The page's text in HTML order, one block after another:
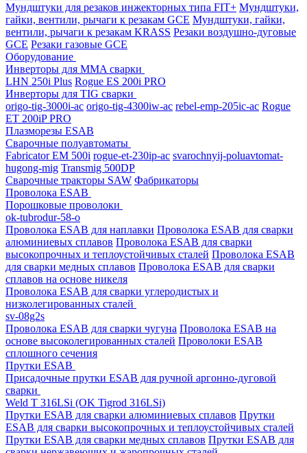
Мундштуки для резаков инжекторных типа FIT+ Мундштуки,
гайки, вентили, рычаги к резакам GCE Мундштуки, гайки,
вентили, рычаги к резакам KRASS Резаки воздушно-дуговые
GCE Резаки газовые GCE
Оборудование
Инверторы для MMA сварки
LHN 250i Plus Rogue ES 200i PRO
Инверторы для TIG сварки
origo-tig-3000i-ac origo-tig-4300iw-ac rebel-emp-205ic-ac Rogue
ET 200iP PRO
Плазморезы ESAB
Сварочные полуавтоматы
Fabricator EM 500i rogue-et-230ip-ac svarochnyij-poluavtomat-
hugong-mig Transmig 500DP
Сварочные тракторы SAW Фабрикаторы
Проволока ESAB
Порошковые проволоки
ok-tubrodur-58-o
Проволока ESAB для наплавки Проволока ESAB для сварки
алюминиевых сплавов Проволока ESAB для сварки
высокопрочных и теплоустойчивых сталей Проволока ESAB
для сварки медных сплавов Проволока ESAB для сварки
сплавов на основе никеля
Проволока ESAB для сварки углеродистых и
низколегированных сталей
sv-08g2s
Проволока ESAB для сварки чугуна Проволока ESAB на
основе высоколегированных сталей Проволоки ESAB
сплошного сечения
Прутки ESAB
Присадочные прутки ESAB для ручной аргонно-дуговой
сварки
Weld T 316LSi (OK Tigrod 316LSi)
Прутки ESAB для сварки алюминиевых сплавов Прутки
ESAB для сварки высокопрочных и теплоустойчивых сталей
Прутки ESAB для сварки медных сплавов Прутки ESAB для